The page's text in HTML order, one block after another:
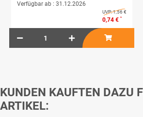
Verfügbar ab : 31.12.2026
UVP:1,56 €
0,74 € *
KUNDEN KAUFTEN DAZU
ARTIKEL: